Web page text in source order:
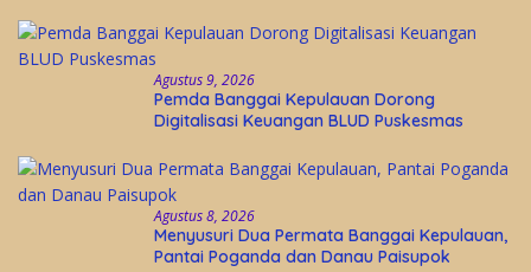
Agustus 9, 2026
Pemda Banggai Kepulauan Dorong
Digitalisasi Keuangan BLUD Puskesmas
Agustus 8, 2026
Menyusuri Dua Permata Banggai Kepulauan,
Pantai Poganda dan Danau Paisupok